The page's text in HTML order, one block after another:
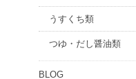
うすくち類
つゆ・だし醤油類
BLOG